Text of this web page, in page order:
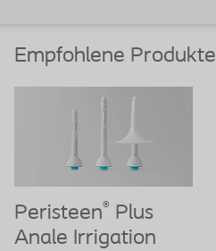
Empfohlene Produkte
Peristeen® Plus
Anale Irrigation